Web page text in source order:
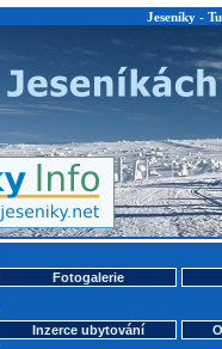
Jeseníky -
Fotogalerie
Inzerce ubytování